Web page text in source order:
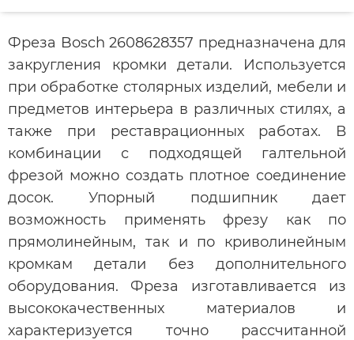
Фреза Bosch 2608628357 предназначена для
закругления кромки детали. Используется
при обработке столярных изделий, мебели и
предметов интерьера в различных стилях, а
также при реставрационных работах. В
комбинации с подходящей галтельной
фрезой можно создать плотное соединение
досок. Упорный подшипник дает
возможность применять фрезу как по
прямолинейным, так и по криволинейным
кромкам детали без дополнительного
оборудования. Фреза изготавливается из
высококачественных материалов и
характеризуется точно рассчитанной